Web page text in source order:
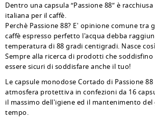
Dentro una capsula “Passione 88” è
italiana per il caffè.
Perchè Passione 88? E' opinione comune tra
caffè espresso perfetto l'acqua debba
temperatura di 88 gradi centigradi. Nasce
Sempre alla ricerca di prodotti che
essere sicuri di soddisfare anche il tuo!
Le capsule monodose Cortado di Passione
atmosfera protettiva in confezioni da 16
il massimo dell'igiene ed il mantenimento
tempo.